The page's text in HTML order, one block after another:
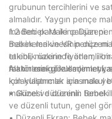
grubunun tercihlerini ve
almalıdır. Yaygın pençe
madeni para ile çalışan
makineleri ve VR pençe
talebi, makine fiyatları,
faktörlere göre seçimler
1.2 Bebek Makine Düzeni
Bebek makinesinin düzeni
etkinlik üzerinde önemli
makinesini gözlemlemeyi,
kolaylaştırmak için makul
makinesi düzeninin temel
Alanın makul kullanımı:
için kullanıcılar arasında
• Güzel ve düzenli: Bebek
ve düzenli tutun, genel